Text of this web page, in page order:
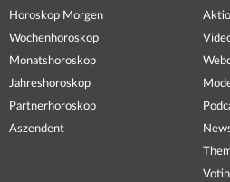
Horoskop Morgen
Wochenhoroskop
Monatshoroskop
Jahreshoroskop
Partnerhoroskop
Aszendent